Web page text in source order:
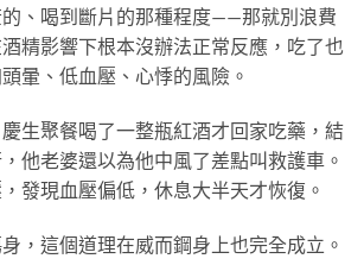
、喝到斷片的那種程度——那就別浪費
精影響下根本沒辦法正常反應，吃了也
暈、低血壓、心悸的風險。
生聚餐喝了一整瓶紅酒才回家吃藥，結
他老婆還以為他中風了差點叫救護車。
發現血壓偏低，休息大半天才恢復。
，這個道理在威而鋼身上也完全成立。